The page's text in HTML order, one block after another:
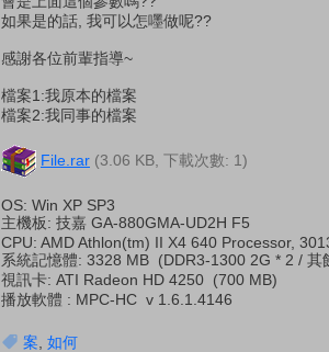
如果是的話, 我可以怎嚜做呢??
感謝各位前輩指導~
檔案1:我原本的檔案
檔案2:我同事的檔案
File.rar (3.06 KB, 下載次數: 1)
OS: Win XP SP3
主機板: 技嘉 GA-880GMA-UD2H F5
CPU: AMD Athlon(tm) II X4 640 Processor,
系統記憶體: 3328 MB (DDR3-1300 2G * 2 / 其
視訊卡: ATI Radeon HD 4250 (700 MB)
播放軟體 : MPC-HC v 1.6.1.4146
案 如何